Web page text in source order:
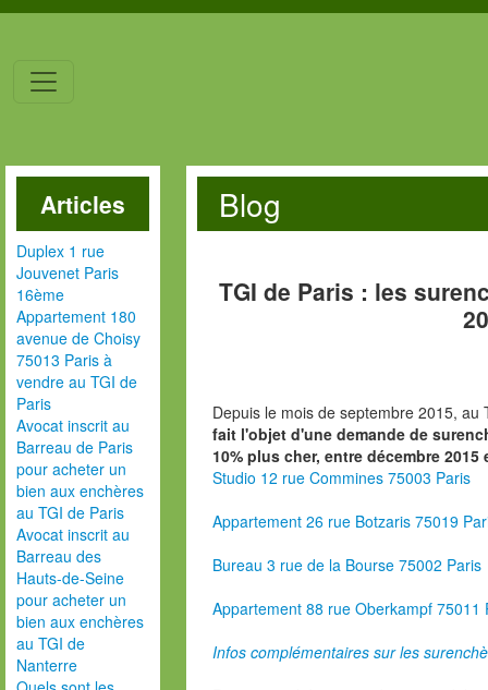
Articles
Duplex 1 rue
Jouvenet Paris
16ème
Appartement 180
avenue de Choisy
75013 Paris à
vendre au TGI de
Paris
Avocat inscrit au
Barreau de Paris
pour acheter un
bien aux enchères
au TGI de Paris
Avocat inscrit au
Barreau des
Hauts-de-Seine
pour acheter un
bien aux enchères
au TGI de
Nanterre
Blog
TGI de Paris : les
Depuis le mois de septembre 2015, au
fait l'objet d'une demande de
10% plus cher, entre décembre 2015
Studio 12 rue Commines 75003 Paris
Appartement 26 rue Botzaris 75019
Bureau 3 rue de la Bourse 75002 Paris
Appartement 88 rue Oberkampf 75011
Infos complémentaires sur les